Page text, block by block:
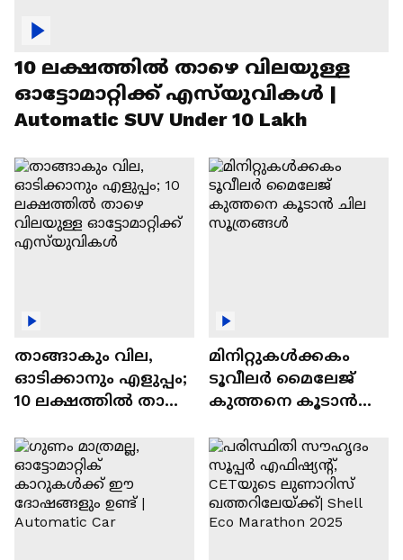
10 ലക്ഷത്തിൽ താഴെ വിലയുള്ള
ഓട്ടോമാറ്റിക്ക് എസ്‍യുവികൾ |
Automatic SUV Under 10 Lakh
താങ്ങാകും വില,
ഓടിക്കാനും എളുപ്പം;
10 ലക്ഷത്തിൽ താഴെ
ഓട്ടോമാറ്റിക്ക്
എസ്‍യുവികൾ
മിനിറ്റുകൾക്കകം
ടൂവീലർ മൈലേജ്
കുത്തനെ കൂടാൻ